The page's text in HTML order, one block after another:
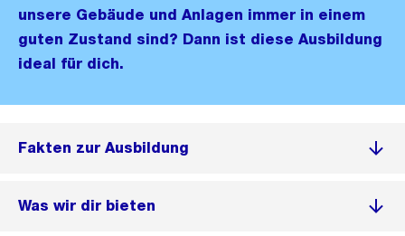
unsere Gebäude und Anlagen immer in einem
guten Zustand sind? Dann ist diese Ausbildung
ideal für dich.
Fakten zur Ausbildung
Was wir dir bieten